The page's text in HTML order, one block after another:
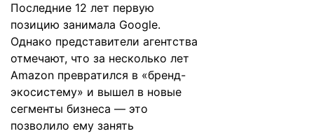
Последние 12 лет первую
позицию занимала Google.
Однако представители агентства
отмечают, что за несколько лет
Amazon превратился в «бренд-
экосистему» и вышел в новые
сегменты бизнеса — это
позволило ему занять